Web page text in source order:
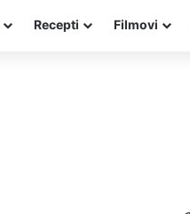
Recepti Filmovi